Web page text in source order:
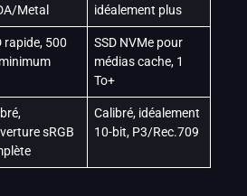
Metal
idéalement plus
rapide, 500
SSD NVMe pour
médias cache, 1
To+
sRGB
Calibré, idéalement
10-bit, P3/Rec.709